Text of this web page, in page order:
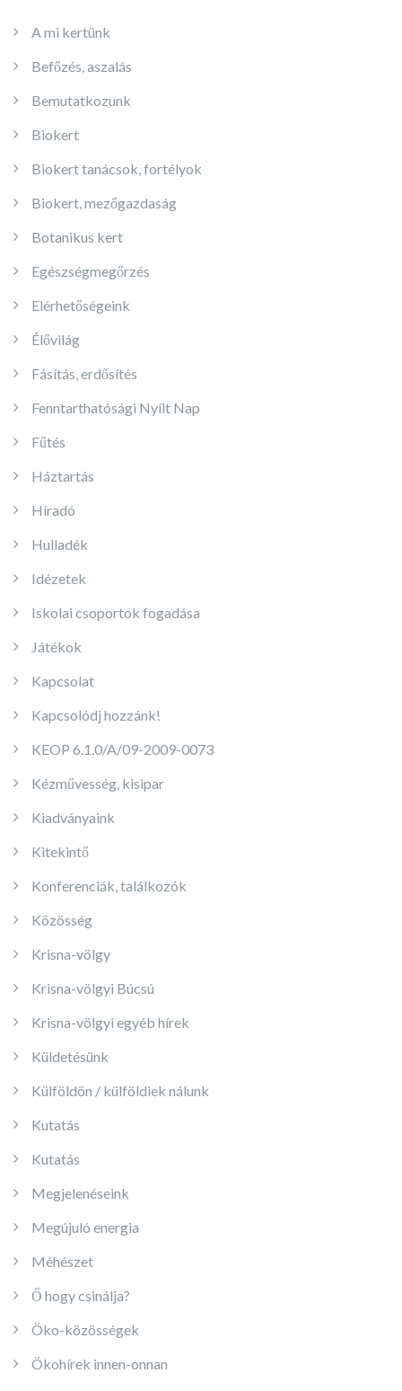
A mi kertünk
Befőzés, aszalás
Bemutatkozunk
Biokert
Biokert tanácsok, fortélyok
Biokert, mezőgazdaság
Botanikus kert
Egészségmegőrzés
Elérhetőségeink
Élővilág
Fásítás, erdősítés
Fenntarthatósági Nyílt Nap
Fűtés
Háztartás
Híradó
Hulladék
Idézetek
Iskolai csoportok fogadása
Játékok
Kapcsolat
Kapcsolódj hozzánk!
KEOP 6.1.0/A/09-2009-0073
Kézművesség, kisipar
Kiadványaink
Kitekintő
Konferenciák, találkozók
Közösség
Krisna-völgy
Krisna-völgyi Búcsú
Krisna-völgyi egyéb hírek
Küldetésünk
Külföldön / külföldiek nálunk
Kutatás
Kutatás
Megjelenéseink
Megújuló energia
Méhészet
Ő hogy csinálja?
Öko-közösségek
Ökohírek innen-onnan